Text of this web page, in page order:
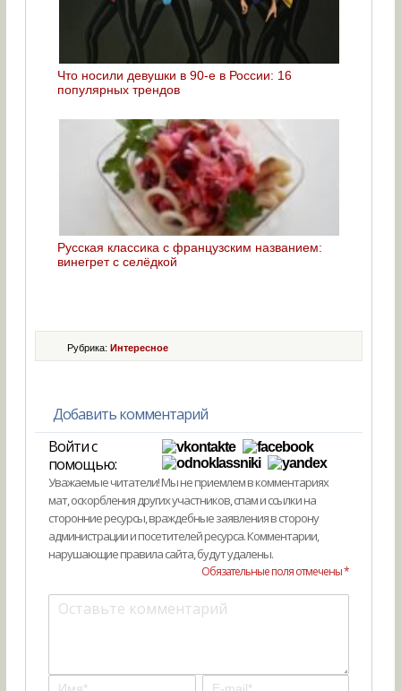
Что носили девушки в 90-е в России: 16
популярных трендов
Русская классика с французским названием:
винегрет с селёдкой
Рубрика:Интересное
Добавить комментарий
Войти с
помощью:
Уважаемые читатели! Мы не приемлем в комментариях
мат, оскорбления других участников, спам и ссылки на
сторонние ресурсы, враждебные заявления в сторону
администрации и посетителей ресурса. Комментарии,
нарушающие правила сайта, будут удалены.
Обязательные поля отмечены *